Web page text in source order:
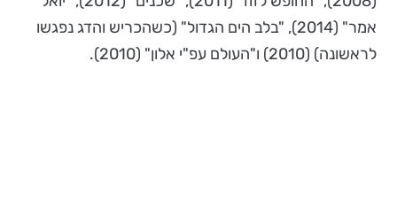
אמר" (2014), "בלב הים הגדול" (כשהכריש והדג נפגשו
לראשונה) (2010) ו"העולם עפ"י אלון" (2010).